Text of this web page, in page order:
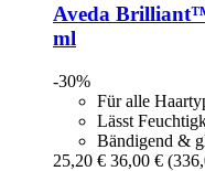
Aveda Brilliant™
ml
-30%
Für alle
Lässt
Bändigend &
25,20 € 36,00 €